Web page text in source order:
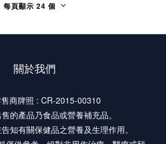
每頁顯示 24 個
關於我們
商牌照 : CR-2015-00310
售的產品乃食品或營養補充品。
知有關保健品之營養及生理作用。